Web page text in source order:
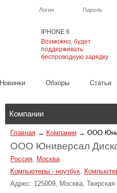
IPHONE 6
Возможно, будет
поддерживать
беспроводную зарядку
Логин Пароль
Новинки Обзоры Cтатьи
Компании
Главная → Компании → ООО
ООО Юниверсал
Россия, Москва
Компьютеры - ноутбук,
Адрес: 125009, Москва,